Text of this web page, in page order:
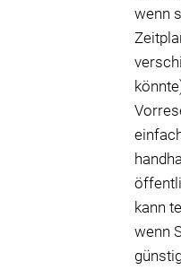
wenn
kann
wenn